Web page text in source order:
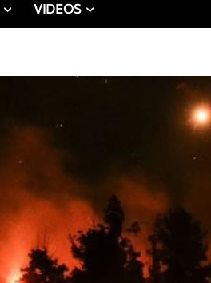
VIDEOS